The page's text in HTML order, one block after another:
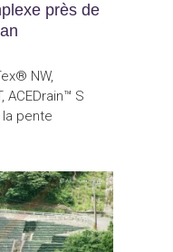
près de
NW,
ACEDrain™ S
pente